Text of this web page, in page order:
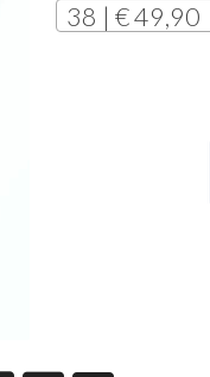
38 | € 49,90